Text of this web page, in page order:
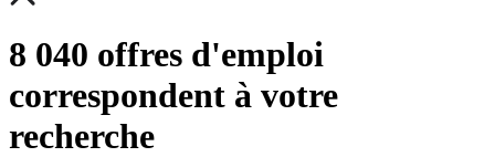
8 040 offres d'emploi
correspondent à votre
recherche